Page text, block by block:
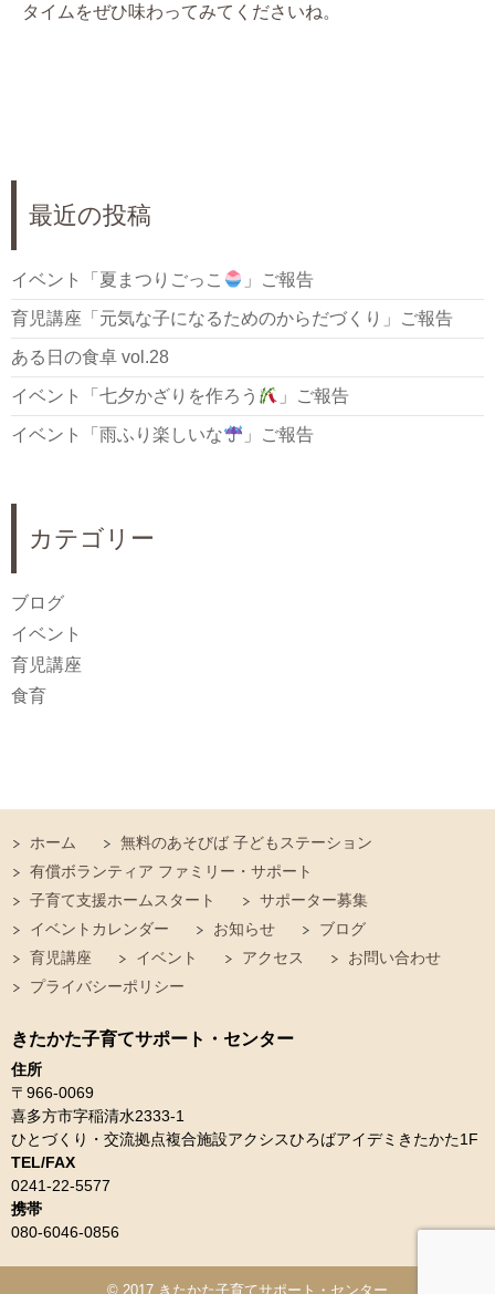
タイムをぜひ味わってみてくださいね。
最近の投稿
イベント「夏まつりごっこ 」ご報告
育児講座「元気な子になるためのからだづくり」ご報告
ある日の食卓 vol.28
イベント「七夕かざりを作ろう 」ご報告
イベント「雨ふり楽しいな 」ご報告
カテゴリー
ブログ
イベント
育児講座
食育
ホーム
無料のあそびば 子どもステーション
有償ボランティア ファミリー・サポート
子育て支援ホームスタート
サポーター募集
イベントカレンダー
お知らせ
ブログ
育児講座
イベント アクセス
お問い合わせ
プライバシーポリシー
きたかた子育てサポート・センター
住所
〒966-0069
喜多方市字稲清水2333-1
ひとづくり・交流拠点複合施設アクシスひろばアイデミきたかた1F
TEL/FAX
0241-22-5577
携帯
080-6046-0856
© 2017 きたかた子育てサポート・センター